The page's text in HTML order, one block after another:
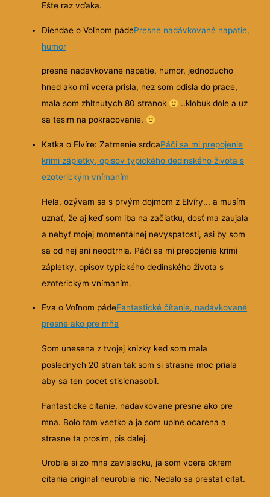
Ešte raz vďaka.
Diendae o Voľnom pádePresne nadávkované napatie,
humor
presne nadavkovane napatie, humor, jednoducho
hned ako mi vcera prisla, nez som odisla do prace,
mala som zhltnutych 80 stranok
..klobuk dole a uz
sa tesim na pokracovanie.
Katka o Elvíre: Zatmenie srdcaPáči sa mi prepojenie
krimi zápletky, opisov typického dedinského života s
ezoterickým vnímaním
Hela, ozývam sa s prvým dojmom z Elvíry... a musím
uznať, že aj keď som iba na začiatku, dosť ma zaujala
a nebyť mojej momentálnej nevyspatosti, asi by som
sa od nej ani neodtrhla. Páči sa mi prepojenie krimi
zápletky, opisov typického dedinského života s
ezoterickým vnímaním.
Eva o Voľnom pádeFantastické čítanie, nadávkované
presne ako pre mňa
Som unesena z tvojej knizky ked som mala
poslednych 20 stran tak som si strasne moc priala
aby sa ten pocet stisicnasobil.
Fantasticke citanie, nadavkovane presne ako pre
mna. Bolo tam vsetko a ja som uplne ocarena a
strasne ta prosim, pis dalej.
Urobila si zo mna zavislacku, ja som vcera okrem
citania original neurobila nic. Nedalo sa prestat citat.